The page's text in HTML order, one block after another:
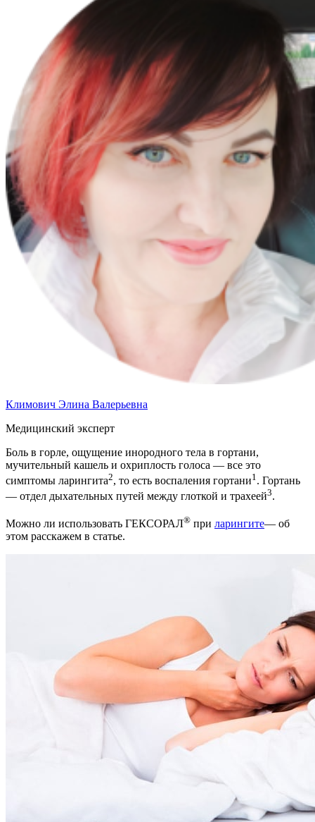
Климович Элина Валерьевна
Медицинский эксперт
Боль в горле, ощущение инородного тела в гортани,
мучительный кашель и охриплость голоса — все это
симптомы ларингита2, то есть воспаления гортани1. Гортань
— отдел дыхательных путей между глоткой и трахеей3.
Можно ли использовать ГЕКСОРАЛ® при ларингите— об
этом расскажем в статье.